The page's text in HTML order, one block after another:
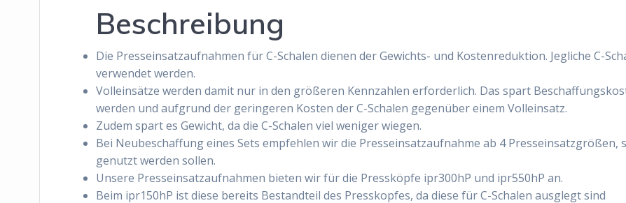
Beschreibung
Die Presseinsatzaufnahmen für C-Schalen dienen der Gewichts- und Kostenreduktion. Jegliche C-
verwendet werden.
Volleinsätze werden damit nur in den größeren Kennzahlen erforderlich. Das spart
werden und aufgrund der geringeren Kosten der C-Schalen gegenüber einem Volleinsatz.
Zudem spart es Gewicht, da die C-Schalen viel weniger wiegen.
Bei Neubeschaffung eines Sets empfehlen wir die Presseinsatzaufnahme ab 4 Presseinsatzgrößen,
genutzt werden sollen.
Unsere Presseinsatzaufnahmen bieten wir für die Pressköpfe ipr300hP und ipr550hP an.
Beim ipr150hP ist diese bereits Bestandteil des Presskopfes, da diese für C-Schalen ausglegt sind